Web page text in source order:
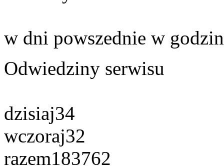
w dni powszednie w
Odwiedziny serwisu
dzisiaj34
wczoraj32
razem183762